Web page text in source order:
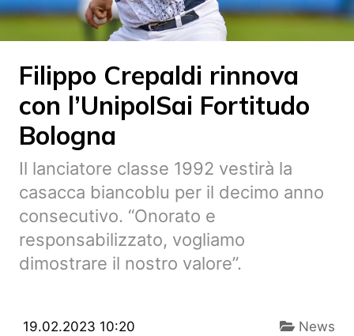
Filippo Crepaldi rinnova
con l’UnipolSai Fortitudo
Bologna
Il lanciatore classe 1992 vestirà la
casacca biancoblu per il decimo anno
consecutivo. “Onorato e
responsabilizzato, vogliamo
dimostrare il nostro valore”.
19.02.2023 10:20 News